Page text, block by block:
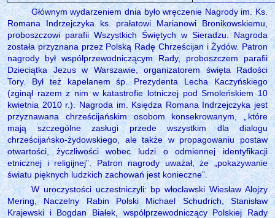
Głównym wydarzeniem dnia było wręczenie Nagrody im. Ks.
Romana Indrzejczyka ks. prałatowi Marianowi Bronikowskiemu,
proboszczowi parafii Wszystkich Świętych w Sieradzu. Nagroda
została przyznana przez Polską Radę Chrześcijan i Żydów. Patron
nagrody był współprzewodniczącym Rady, proboszczem parafii
Dzieciątka Jezus w Warszawie, organizatorem święta Radości
Tory. Był też kapelanem śp. Prezydenta Lecha Kaczyńskiego
(zginął razem z nim w katastrofie lotniczej pod Smoleńskiem 10
kwietnia 2010 r.). Nagroda im. Księdza Romana Indrzejczyka jest
przyznawana chrześcijańskim osobom konsekrowanym, „które
mają szczególne zasługi przede wszystkim dla dialogu
chrześcijańsko-żydowskiego, ale także w propagowaniu postaw
otwartości, życzliwości wobec ludzi o odmiennej identyfikacji
etnicznej i religijnej”. Patron nagrody uważał, że „pokazywanie
światu pięknych ludzkich zachowań jest konieczne”.
W uroczystości uczestniczyli: bp włocławski Wiesław Alojzy
Mering, Naczelny Rabin Polski Michael Schudrich, Stanisław
Krajewski i Bogdan Białek, współprzewodniczący Polskiej Rady